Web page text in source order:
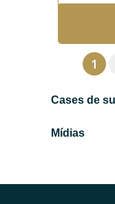
uma
uma
Leia
1
Cases de
Mídias